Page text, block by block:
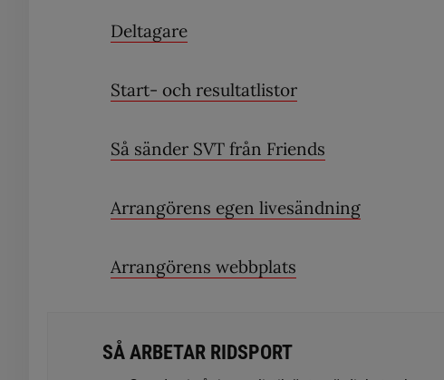
Deltagare
Start- och resultatlistor
Så sänder SVT från Friends
Arrangörens egen livesändning
Arrangörens webbplats
SÅ ARBETAR RIDSPORT